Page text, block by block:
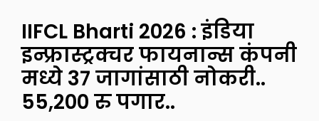
IIFCL Bharti 2026 : इंडिया
इन्फ्रास्ट्रक्चर फायनान्स कंपनी
मध्ये 37 जागांसाठी नोकरी..
55,200 रु पगार..